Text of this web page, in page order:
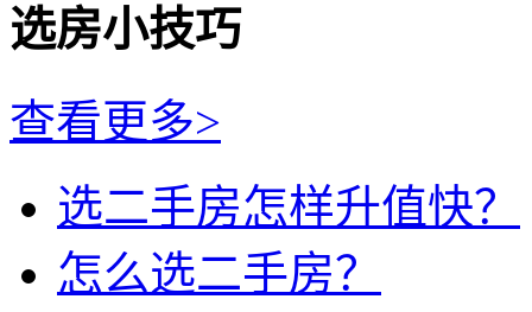
选房小技巧
查看更多>
选二手房怎样升值快？
怎么选二手房？